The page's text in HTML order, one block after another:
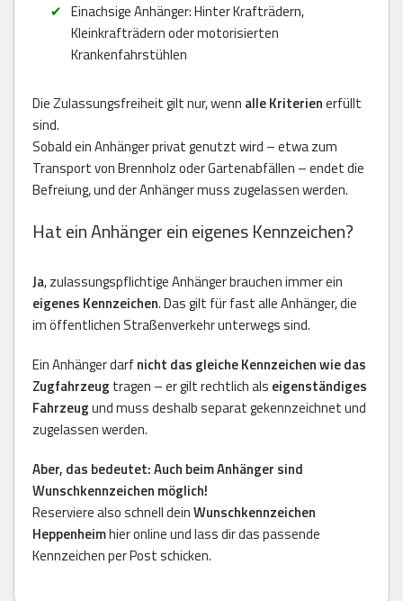
Einachsige Anhänger: Hinter Krafträdern,
Kleinkrafträdern oder motorisierten
Krankenfahrstühlen
Die Zulassungsfreiheit gilt nur, wenn alle Kriterienerfüllt
sind.
Sobald ein Anhänger privat genutzt wird – etwa zum
Transport von Brennholz oder Gartenabfällen – endet die
Befreiung, und der Anhänger muss zugelassen werden.
Hat ein Anhänger ein eigenes Kennzeichen?
Ja, zulassungspflichtige Anhänger brauchen immer ein
eigenes Kennzeichen. Das gilt für fast alle Anhänger, die
im öffentlichen Straßenverkehr unterwegs sind.
Ein Anhänger darfnicht das gleiche Kennzeichen wie das
Zugfahrzeug tragen – er gilt rechtlich als eigenständiges
Fahrzeugund muss deshalb separat gekennzeichnet und
zugelassen werden.
Aber, das bedeutet: Auch beim Anhänger sind
Wunschkennzeichen möglich!
Reserviere also schnell deinWunschkennzeichen
Heppenheimhier online und lass dir das passende
Kennzeichen per Post schicken.